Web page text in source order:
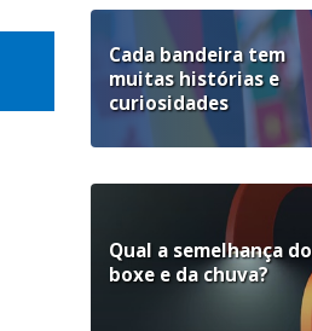
Cada bandeira tem
muitas histórias e
curiosidades
Qual a semelhança do
boxe e da chuva?